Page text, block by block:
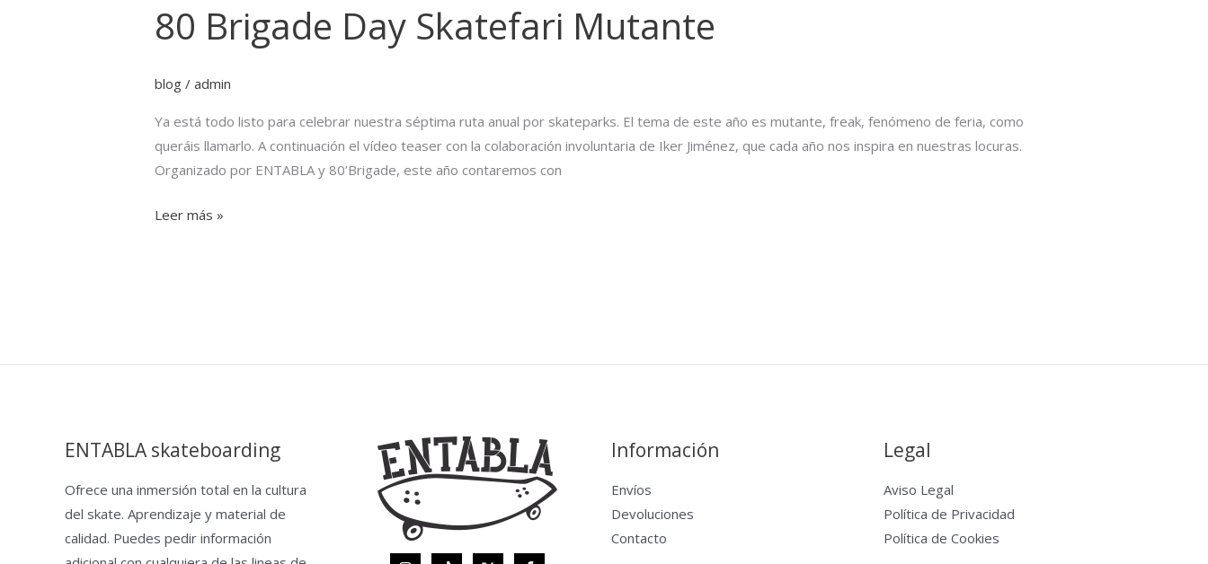
80 Brigade Day Skatefari Mutante
blog /admin
Ya está todo listo para celebrar nuestra séptima ruta anual por skateparks. El tema de este año es mutante, freak, fenómeno de feria, como
queráis llamarlo. A continuación el vídeo teaser con la colaboración involuntaria de Iker Jiménez, que cada año nos inspira en nuestras locuras.
Organizado por ENTABLA y 80’Brigade, este año contaremos con
Leer más »
ENTABLA skateboarding
Ofrece una inmersión total en la cultura
del skate. Aprendizaje y material de
calidad. Puedes pedir información
Información
Envíos
Devoluciones
Contacto
Legal
Aviso Legal
Política de Privacidad
Política de Cookies